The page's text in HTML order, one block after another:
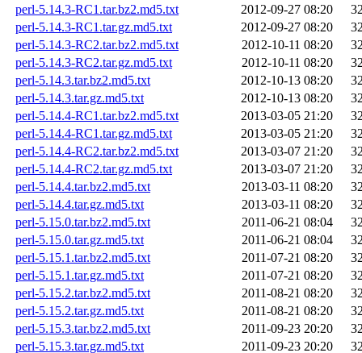
perl-5.14.3-RC1.tar.bz2.md5.txt
2012-09-27 08:20
perl-5.14.3-RC1.tar.gz.md5.txt
2012-09-27 08:20
perl-5.14.3-RC2.tar.bz2.md5.txt
2012-10-11 08:20
perl-5.14.3-RC2.tar.gz.md5.txt
2012-10-11 08:20
perl-5.14.3.tar.bz2.md5.txt
2012-10-13 08:20
perl-5.14.3.tar.gz.md5.txt
2012-10-13 08:20
perl-5.14.4-RC1.tar.bz2.md5.txt
2013-03-05 21:20
perl-5.14.4-RC1.tar.gz.md5.txt
2013-03-05 21:20
perl-5.14.4-RC2.tar.bz2.md5.txt
2013-03-07 21:20
perl-5.14.4-RC2.tar.gz.md5.txt
2013-03-07 21:20
perl-5.14.4.tar.bz2.md5.txt
2013-03-11 08:20
perl-5.14.4.tar.gz.md5.txt
2013-03-11 08:20
perl-5.15.0.tar.bz2.md5.txt
2011-06-21 08:04
perl-5.15.0.tar.gz.md5.txt
2011-06-21 08:04
perl-5.15.1.tar.bz2.md5.txt
2011-07-21 08:20
perl-5.15.1.tar.gz.md5.txt
2011-07-21 08:20
perl-5.15.2.tar.bz2.md5.txt
2011-08-21 08:20
perl-5.15.2.tar.gz.md5.txt
2011-08-21 08:20
perl-5.15.3.tar.bz2.md5.txt
2011-09-23 20:20
perl-5.15.3.tar.gz.md5.txt
2011-09-23 20:20